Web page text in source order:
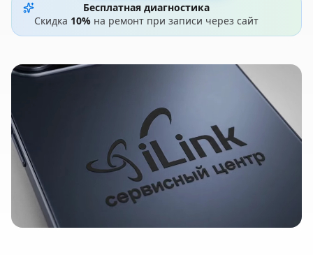
Бесплатная диагностика
Скидка 10% на ремонт при записи через сайт